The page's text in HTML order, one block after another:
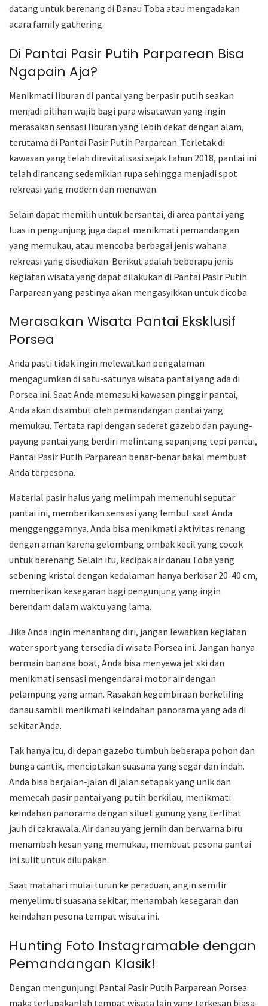
datang untuk berenang di Danau Toba atau mengadakan
acara family gathering.
Di Pantai Pasir Putih Parparean Bisa
Ngapain Aja?
Menikmati liburan di pantai yang berpasir putih seakan
menjadi pilihan wajib bagi para wisatawan yang ingin
merasakan sensasi liburan yang lebih dekat dengan alam,
terutama di Pantai Pasir Putih Parparean. Terletak di
kawasan yang telah direvitalisasi sejak tahun 2018, pantai ini
telah dirancang sedemikian rupa sehingga menjadi spot
rekreasi yang modern dan menawan.
Selain dapat memilih untuk bersantai, di area pantai yang
luas in pengunjung juga dapat menikmati pemandangan
yang memukau, atau mencoba berbagai jenis wahana
rekreasi yang disediakan. Berikut adalah beberapa jenis
kegiatan wisata yang dapat dilakukan di Pantai Pasir Putih
Parparean yang pastinya akan mengasyikkan untuk dicoba.
Merasakan Wisata Pantai Eksklusif
Porsea
Anda pasti tidak ingin melewatkan pengalaman
mengagumkan di satu-satunya wisata pantai yang ada di
Porsea ini. Saat Anda memasuki kawasan pinggir pantai,
Anda akan disambut oleh pemandangan pantai yang
memukau. Tertata rapi dengan sederet gazebo dan payung-
payung pantai yang berdiri melintang sepanjang tepi pantai,
Pantai Pasir Putih Parparean benar-benar bakal membuat
Anda terpesona.
Material pasir halus yang melimpah memenuhi seputar
pantai ini, memberikan sensasi yang lembut saat Anda
menggenggamnya. Anda bisa menikmati aktivitas renang
dengan aman karena gelombang ombak kecil yang cocok
untuk berenang. Selain itu, kecipak air danau Toba yang
sebening kristal dengan kedalaman hanya berkisar 20-40 cm,
memberikan kesegaran bagi pengunjung yang ingin
berendam dalam waktu yang lama.
Jika Anda ingin menantang diri, jangan lewatkan kegiatan
water sport yang tersedia di wisata Porsea ini. Jangan hanya
bermain banana boat, Anda bisa menyewa jet ski dan
menikmati sensasi mengendarai motor air dengan
pelampung yang aman. Rasakan kegembiraan berkeliling
danau sambil menikmati keindahan panorama yang ada di
sekitar Anda.
Tak hanya itu, di depan gazebo tumbuh beberapa pohon dan
bunga cantik, menciptakan suasana yang segar dan indah.
Anda bisa berjalan-jalan di jalan setapak yang unik dan
memecah pasir pantai yang putih berkilau, menikmati
keindahan panorama dengan siluet gunung yang terlihat
jauh di cakrawala. Air danau yang jernih dan berwarna biru
menambah kesan yang memukau, membuat pesona pantai
ini sulit untuk dilupakan.
Saat matahari mulai turun ke peraduan, angin semilir
menyelimuti suasana sekitar, menambah kesegaran dan
keindahan pesona tempat wisata ini.
Hunting Foto Instagramable dengan
Pemandangan Klasik!
Dengan mengunjungi Pantai Pasir Putih Parparean Porsea
maka terlupakanlah tempat wisata lain yang terkesan biasa-